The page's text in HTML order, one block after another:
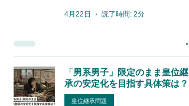
4月22日 読了時間: 2分
「男系男子」限定のまま皇位継
承の安定化を目指す具体策は？
皇位継承問題